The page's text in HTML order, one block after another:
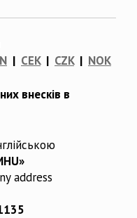
| CEK| CZK| NOK
внесків в
address